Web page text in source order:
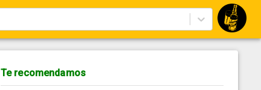
Te recomendamos